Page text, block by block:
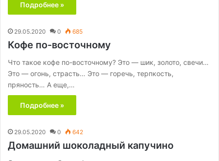
Подробнее »
29.05.2020 0 685
Кофе по-восточному
Что такое кофе по-восточному? Это — шик, золото, свечи…
Это — огонь, страсть… Это — горечь, терпкость,
пряность… А еще,…
Подробнее »
29.05.2020 0 642
Домашний шоколадный капучино